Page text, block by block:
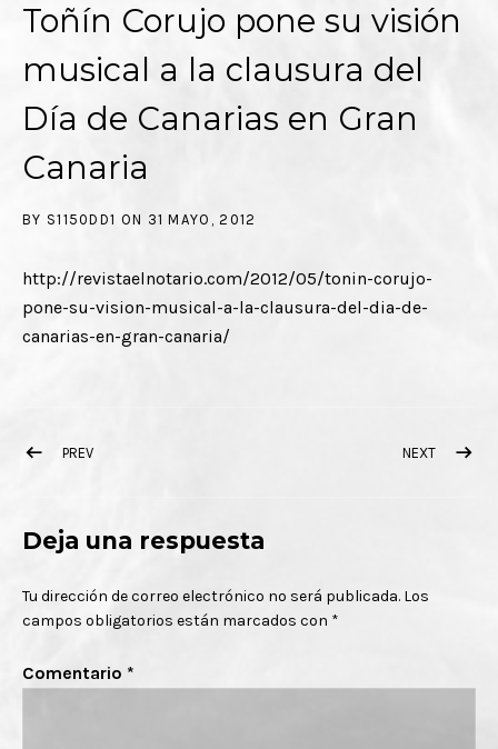
Toñín Corujo pone su visión
musical a la clausura del
Día de Canarias en Gran
Canaria
BY S1150DD1 ON 31 MAYO, 2012
http://revistaelnotario.com/2012/05/tonin-corujo-
pone-su-vision-musical-a-la-clausura-del-dia-de-
canarias-en-gran-canaria/
Navegación de entradas
PREVPOST: EL TEATRO GUINIGUADA (GRAN CANARIA) ACOGERÁ EL
NEXTPOST: LA
Deja una respuesta
Tu dirección de correo electrónico no será publicada. Los
campos obligatorios están marcados con *
Comentario *